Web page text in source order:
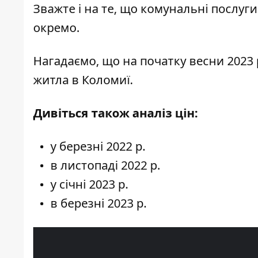
Зважте і на те, що комунальні
окремо.
Нагадаємо, що на початку весни 2023
житла в Коломиї.
Дивіться також аналіз цін:
у березні 2022 р.
в листопаді 2022 р.
у січні 2023 р.
в березні 2023 р.